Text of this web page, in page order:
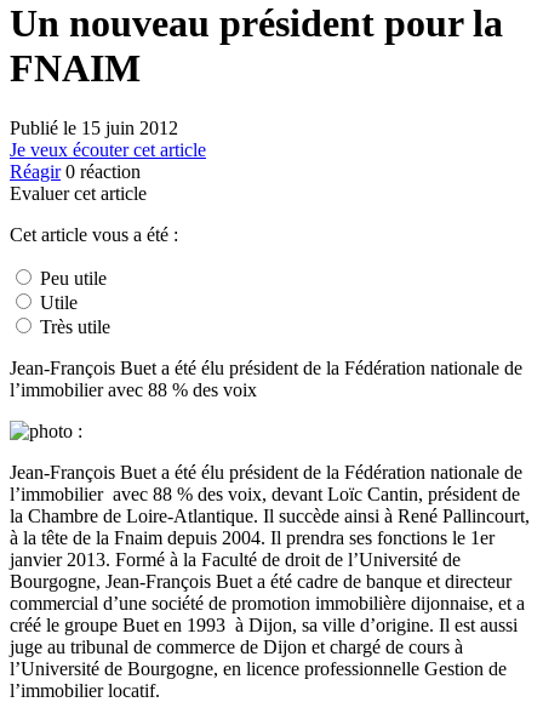
Un nouveau président pour la
FNAIM
Publié le 15 juin 2012
Je veux écouter cet article
Réagir 0 réaction
Evaluer cet article
Cet article vous a été :
Peu utile
Utile
Très utile
Jean-François Buet a été élu président de la Fédération nationale de
l’immobilier avec 88 % des voix
Jean-François Buet a été élu président de la Fédération nationale de
l’immobilier avec 88 % des voix, devant Loïc Cantin, président de
la Chambre de Loire-Atlantique. Il succède ainsi à René Pallincourt,
à la tête de la Fnaim depuis 2004. Il prendra ses fonctions le 1er
janvier 2013. Formé à la Faculté de droit de l’Université de
Bourgogne, Jean-François Buet a été cadre de banque et directeur
commercial d’une société de promotion immobilière dijonnaise, et a
créé le groupe Buet en 1993 à Dijon, sa ville d’origine. Il est aussi
juge au tribunal de commerce de Dijon et chargé de cours à
l’Université de Bourgogne, en licence professionnelle Gestion de
l’immobilier locatif.